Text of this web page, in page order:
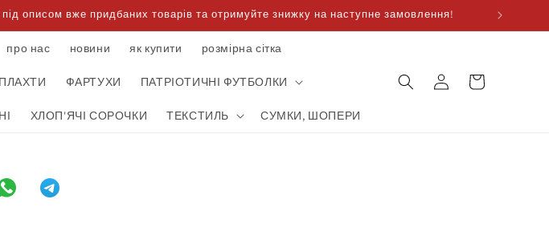
описом вже придбаних товарів та отримуйте знижку на наступне замовлення!
про нас новини як купити розмірна сітка
ПЛАХТИ ФАРТУХИ ПАТРІОТИЧНІ ФУТБОЛКИ
ХЛОП'ЯЧІ СОРОЧКИ ТЕКСТИЛЬ СУМКИ, ШОПЕРИ
увійти
для